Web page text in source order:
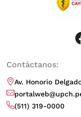
facebook
Contáctanos:
Av. Honorio
(511) 319-0000